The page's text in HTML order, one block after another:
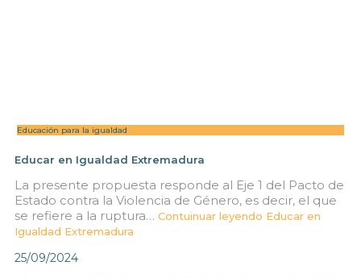
Educación para la igualdad
Educar en Igualdad Extremadura
La presente propuesta responde al Eje 1 del Pacto de
Estado contra la Violencia de Género, es decir, el que
se refiere a la ruptura… Contuinuar leyendo Educar en
Igualdad Extremadura
25/09/2024